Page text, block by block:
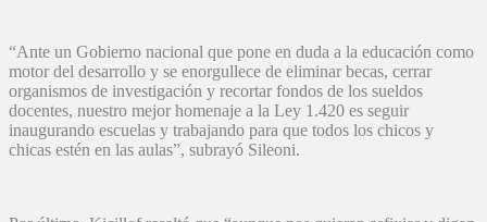
“Ante un Gobierno nacional que pone en duda a la educación como
motor del desarrollo y se enorgullece de eliminar becas, cerrar
organismos de investigación y recortar fondos de los sueldos
docentes, nuestro mejor homenaje a la Ley 1.420 es seguir
inaugurando escuelas y trabajando para que todos los chicos y
chicas estén en las aulas”, subrayó Sileoni.